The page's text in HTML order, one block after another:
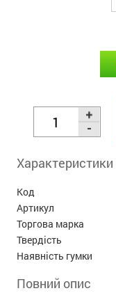
Характеристики
Код
Артикул
Торгова марка
Твердість
Наявність гумки
Повний опис